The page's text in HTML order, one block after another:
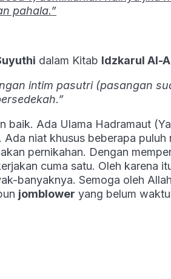
pahala.”
dalam Kitab Idzkarul Al-
intim pasutri (pasangan
baik. Ada Ulama Hadramaut
Ada niat khusus beberapa
pernikahan. Dengan
cuma satu. Oleh karena
banyaknya. Semoga oleh
jomblower yang belum